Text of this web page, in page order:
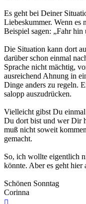
Es geht bei Deiner
Liebeskummer. Wenn es
Beispiel sagen: „Fahr
Die Situation kann dort
darüber schon einmal
Sprache nicht mächtig,
ausreichend Ahnung in
Dinge anders zu regeln.
salopp auszudrücken.
Vielleicht gibst Du
Du dort bist und wer Dir
muß nicht soweit
gemacht.
So, ich wollte eigentlich
könnte. Aber es geht hier
Schönen Sonntag
Corinna